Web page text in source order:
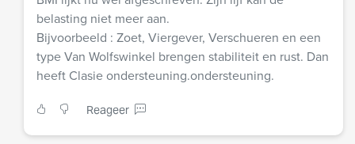
belasting niet meer aan.
Bijvoorbeeld : Zoet, Viergever, Verschueren en een
type Van Wolfswinkel brengen stabiliteit en rust. Dan
heeft Clasie ondersteuning.ondersteuning.
Reageer